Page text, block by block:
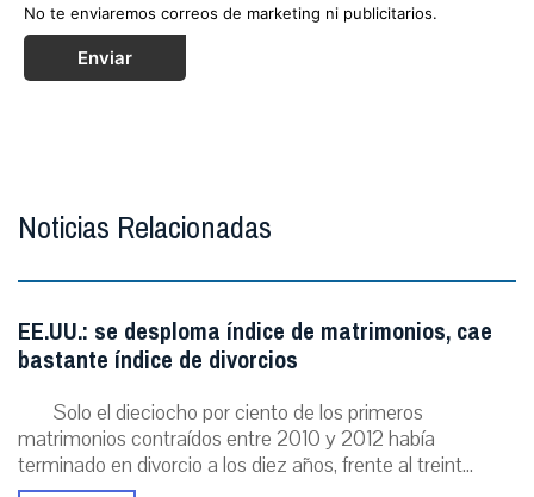
No te enviaremos correos de marketing ni publicitarios.
Enviar
Noticias Relacionadas
EE.UU.: se desploma índice de matrimonios, cae
bastante índice de divorcios
Solo el dieciocho por ciento de los primeros
matrimonios contraídos entre 2010 y 2012 había
terminado en divorcio a los diez años, frente al treint...